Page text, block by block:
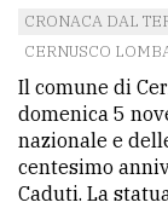
CRONACA DAL
CERNUSCO
Il comune di
domenica 5
nazionale e
centesimo
Caduti. La